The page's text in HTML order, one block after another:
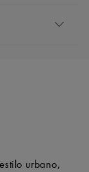
urbano,